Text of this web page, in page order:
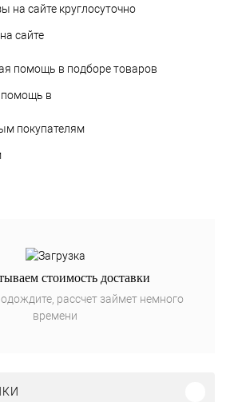
сайте
в
стоимость доставки
рассчет займет немного
времени